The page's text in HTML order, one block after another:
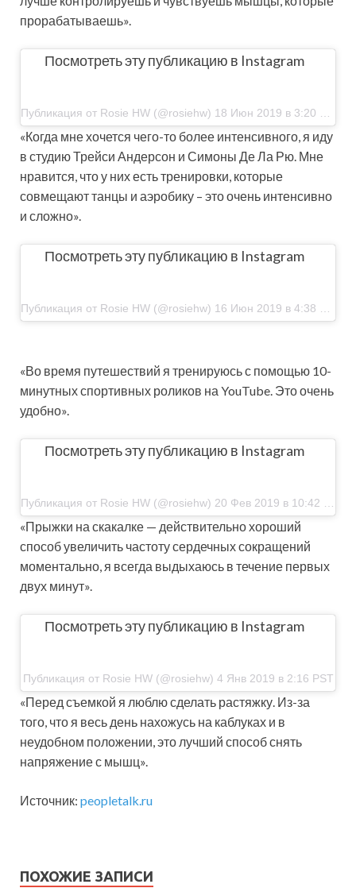
прорабатываешь».
Посмотреть эту публикацию в Instagram
«Когда мне хочется чего-то более интенсивного, я иду
в студию Трейси Андерсон и Симоны Де Ла Рю. Мне
нравится, что у них есть тренировки, которые
совмещают танцы и аэробику – это очень интенсивно
и сложно».
Посмотреть эту публикацию в Instagram
«Во время путешествий я тренируюсь с помощью 10-
минутных спортивных роликов на YouTube. Это очень
удобно».
Посмотреть эту публикацию в Instagram
«Прыжки на скакалке — действительно хороший
способ увеличить частоту сердечных сокращений
моментально, я всегда выдыхаюсь в течение первых
двух минут».
Посмотреть эту публикацию в Instagram
Публикация от Rosie HW (@rosiehw) 4 Янв 2019 в 2:16 PST
«Перед съемкой я люблю сделать растяжку. Из-за
того, что я весь день нахожусь на каблуках и в
неудобном положении, это лучший способ снять
напряжение с мышц».
Источник: peopletalk.ru
ПОХОЖИЕ ЗАПИСИ